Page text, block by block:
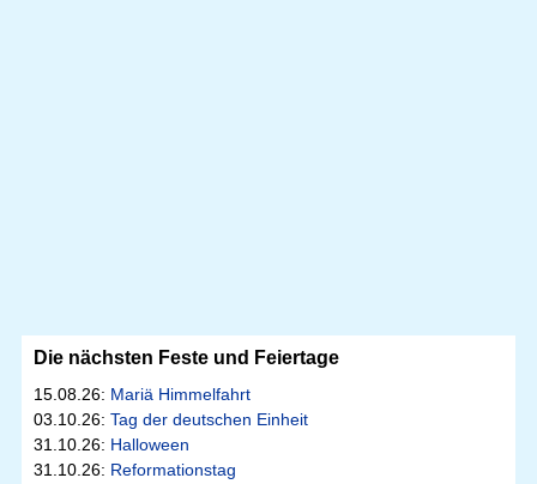
Die nächsten Feste und Feiertage
15.08.26: Mariä Himmelfahrt
03.10.26: Tag der deutschen Einheit
31.10.26: Halloween
31.10.26: Reformationstag